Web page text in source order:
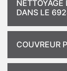
NETTOYAGE
DANS LE
COUVREUR